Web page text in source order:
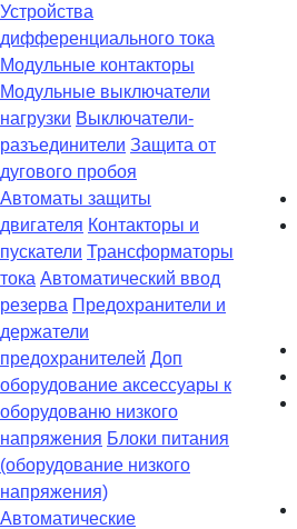
Устройства
дифференциального тока
Модульные контакторы
Модульные выключатели
нагрузки Выключатели-
разъединители Защита от
дугового пробоя
Автоматы защиты
двигателя Контакторы и
пускатели Трансформаторы
тока Автоматический ввод
резерва Предохранители и
держатели
предохранителей Доп
оборудование аксессуары к
оборудованю низкого
напряжения Блоки питания
(оборудование низкого
напряжения)
Автоматические